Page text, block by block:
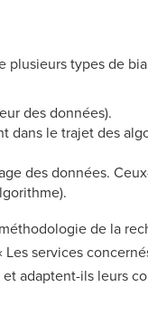
plusieurs types de
des données).
dans le trajet des
des données.
de la
services
adaptent-ils leurs